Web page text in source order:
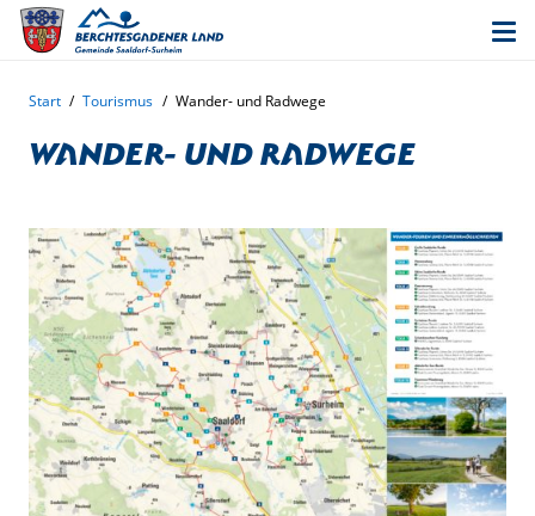
Start / Tourismus / Wander- und Radwege
Wander- und Radwege